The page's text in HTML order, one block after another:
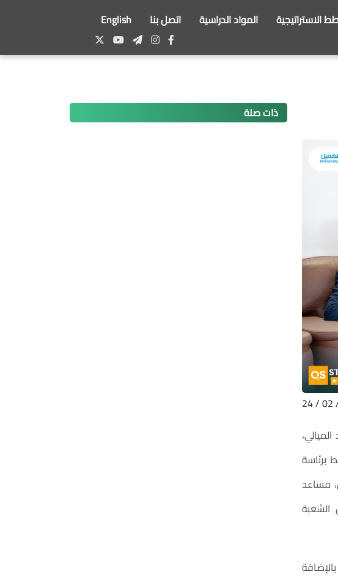
الاستراتيجية المواد الدراسية اتصل بنا English
من جامعة واسط برئاسة
مساعد
الشعبة
ذات صلة